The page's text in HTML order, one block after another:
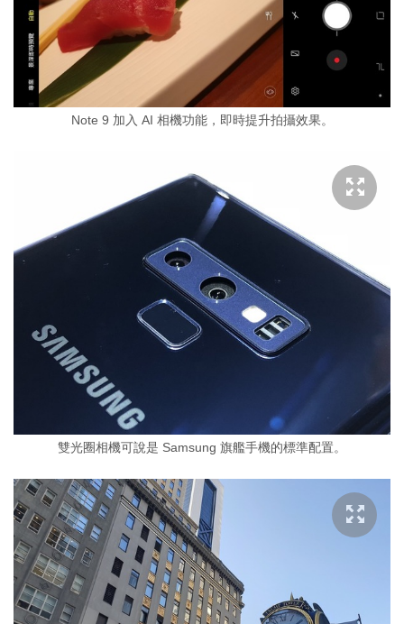
Note 9 加入 AI 相機功能，即時提升拍攝效果。
雙光圈相機可說是 Samsung 旗艦手機的標準配置。